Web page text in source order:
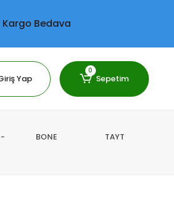
Kargo Bedava
Yap
0
Sepetim
BONE TAYT